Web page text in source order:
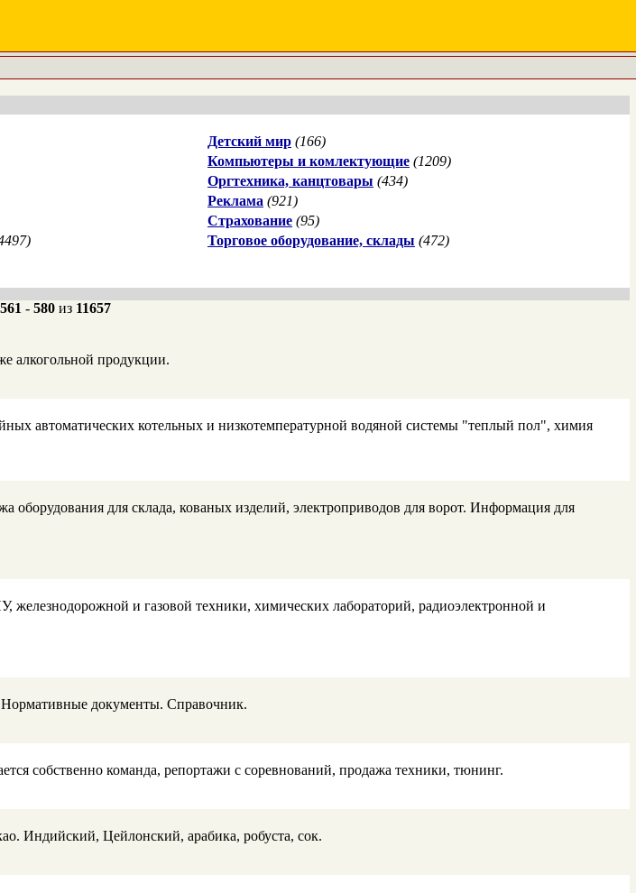
Детский мир (166)
Компьютеры и комлектующие (1209)
Оргтехника, канцтовары (434)
Реклама (921)
Страхование (95)
Торговое оборудование, склады (472)
561 - 580 из 11657
алкогольной продукции.
автоматических котельных и низкотемпературной водяной системы "теплый пол", химия
оборудования для склада, кованых изделий, электроприводов для ворот. Информация для
и газовой техники, химических лабораторий, радиоэлектронной и
Нормативные документы. Справочник.
собственно команда, репортажи с соревнований, продажа техники, тюнинг.
Индийский, Цейлонский, арабика, робуста, сок.